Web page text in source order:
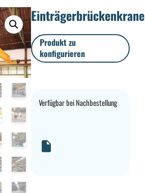
Einträgerbrückenkrane
Produkt zu
konfigurieren
Verfügbar bei Nachbestellung